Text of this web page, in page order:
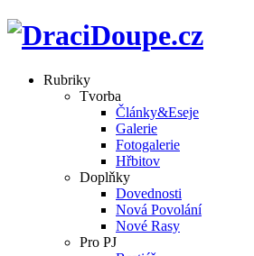
Rubriky
Tvorba
Články&Eseje
Galerie
Fotogalerie
Hřbitov
Doplňky
Dovednosti
Nová Povolání
Nové Rasy
Pro PJ